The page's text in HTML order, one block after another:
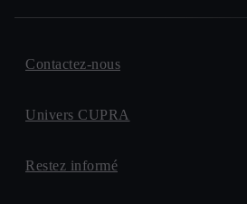
Contactez-nous
Univers CUPRA
Restez informé